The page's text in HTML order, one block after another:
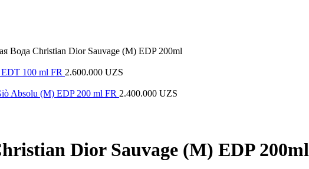
Вода Christian Dior Sauvage (M) EDP 200ml
100 ml FR 2.600.000 UZS
Absolu (M) EDP 200 ml FR 2.400.000 UZS
Dior Sauvage (M) EDP 200ml